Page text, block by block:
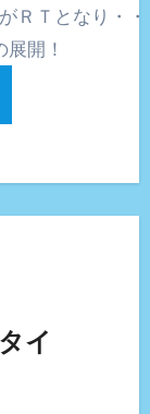
ＲＴとなり・・
開！
イ